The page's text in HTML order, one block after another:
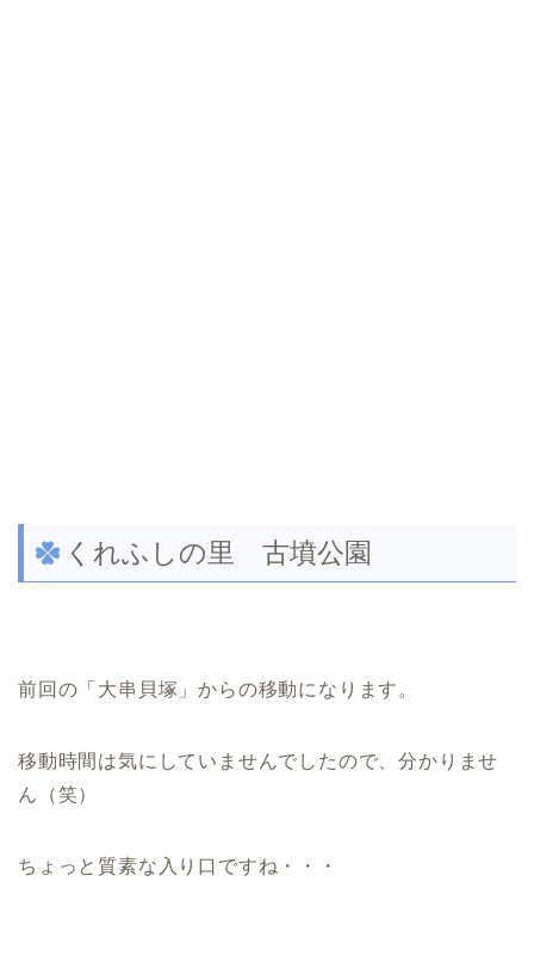
くれふしの里 古墳公園
前回の「大串貝塚」からの移動になります。
移動時間は気にしていませんでしたので、分かりませ
ん（笑）
ちょっと質素な入り口ですね・・・